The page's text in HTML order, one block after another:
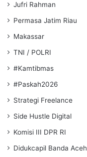
Jufri Rahman
Permasa Jatim Riau
Makassar
TNI / POLRI
#Kamtibmas
#Paskah2026
Strategi Freelance
Side Hustle Digital
Komisi III DPR RI
Didukcapil Banda Aceh